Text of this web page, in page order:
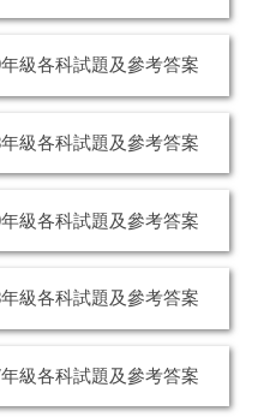
級各科試題及參考答案
級各科試題及參考答案
級各科試題及參考答案
級各科試題及參考答案
級各科試題及參考答案